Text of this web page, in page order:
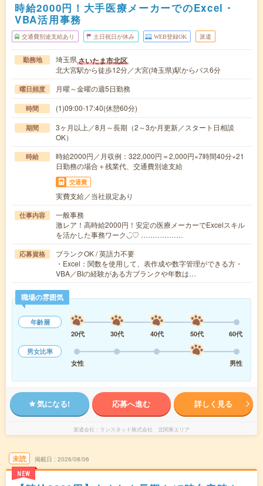
時給2000円！大手医療メーカーでのExcel・
VBA活用事務
交通費別途支給あり 土日祝日が休み WEB登録OK 派遣
勤務地 埼玉県さいたま市北区
北大宮駅から徒歩12分／大宮(埼玉県)駅からバス6分
曜日頻度 月曜～金曜の週5日勤務
時間 (1)09:00-17:40(休憩60分)
期間
3ヶ月以上／8月～長期（2～3か月更新／スタート日相談
OK）
時給
時給2000円／月収例：322,000円＝2,000円×7時間40分×21
日勤務の場合＋残業代、交通費別途支給
交通費
実費支給／当社規定あり
仕事内容
一般事務
激レア！高時給2000円！安定の医療メーカーでExcelスキル
を活かした事務ワーク◡̈♡ ………………
応募資格
ブランクOK / 英語力不要
・Excel：関数を使用して、表作成や数字管理ができる方・
VBA／BIの経験がある方ブランクや年数は…
職場の雰囲気
年齢層
20代
30代 40代 50代
60代
男女比率
女性
男性
気になる! 応募へ進む 詳しく見る
派遣会社 ランスタッド株式会社 北関東エリア
未読
NEW
掲載日 2026/08/06